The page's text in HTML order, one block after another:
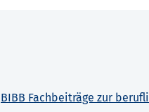
BIBB Fachbeiträge zur